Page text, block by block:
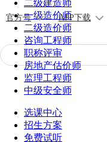
官方号 APP下载
二级建造师
一级造价师
二级造价师
咨询工程师
职称评审
房地产估价师
监理工程师
中级安全师
选课中心
招生方案
免费试听